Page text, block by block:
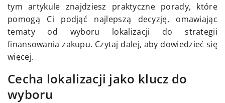
tym artykule znajdziesz praktyczne porady, które
pomogą Ci podjąć najlepszą decyzję, omawiając
tematy od wyboru lokalizacji do strategii
finansowania zakupu. Czytaj dalej, aby dowiedzieć się
więcej.
Cecha lokalizacji jako klucz do
wyboru